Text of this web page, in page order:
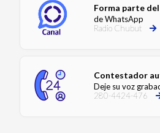
Forma parte
de WhatsApp
Radio Chubut
Contestador
Deje su voz
280-4424-476